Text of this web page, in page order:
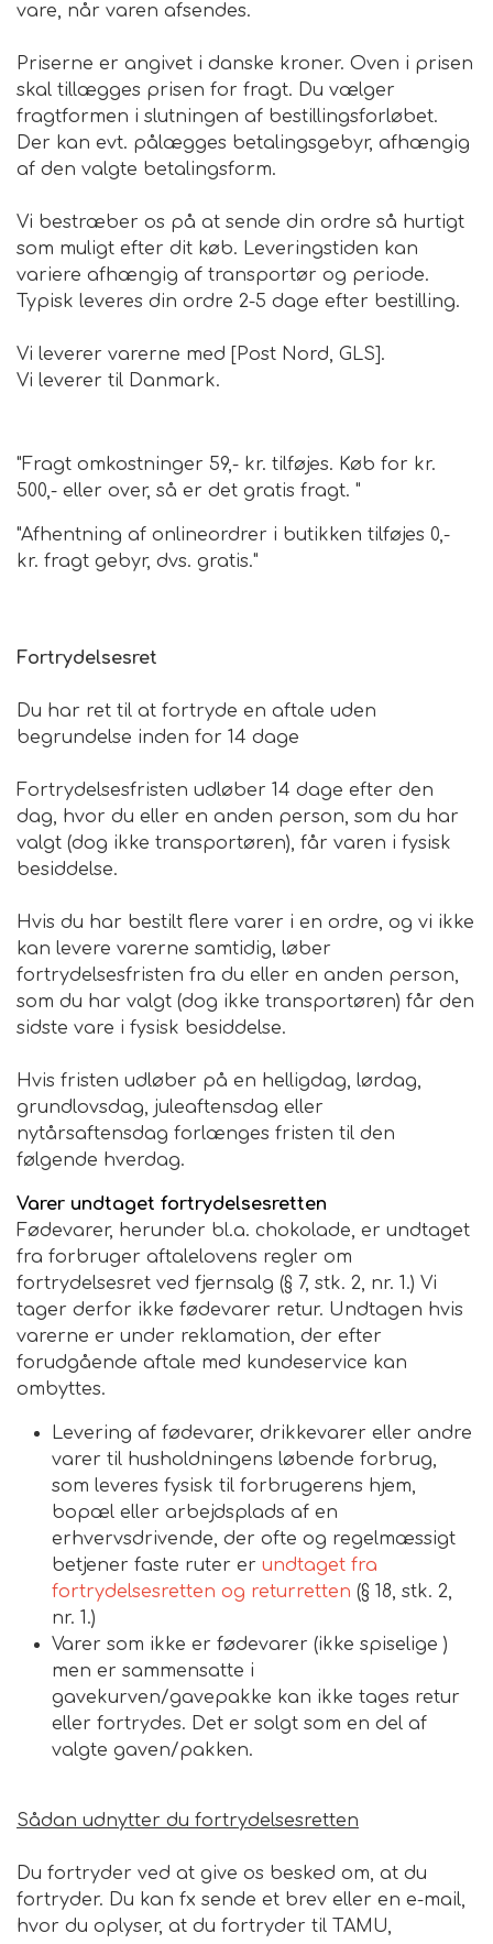
vare, når varen afsendes.
Priserne er angivet i danske kroner. Oven i prisen
skal tillægges prisen for fragt. Du vælger
fragtformen i slutningen af bestillingsforløbet.
Der kan evt. pålægges betalingsgebyr, afhængig
af den valgte betalingsform.
Vi bestræber os på at sende din ordre så hurtigt
som muligt efter dit køb. Leveringstiden kan
variere afhængig af transportør og periode.
Typisk leveres din ordre 2-5 dage efter bestilling.
Vi leverer varerne med [Post Nord, GLS].
Vi leverer til Danmark.
"Fragt omkostninger 59,- kr. tilføjes. Køb for kr.
500,- eller over, så er det gratis fragt. "
"Afhentning af onlineordrer i butikken tilføjes 0,-
kr. fragt gebyr, dvs. gratis."
Fortrydelsesret
Du har ret til at fortryde en aftale uden
begrundelse inden for 14 dage
Fortrydelsesfristen udløber 14 dage efter den
dag, hvor du eller en anden person, som du har
valgt (dog ikke transportøren), får varen i fysisk
besiddelse.
Hvis du har bestilt flere varer i en ordre, og vi ikke
kan levere varerne samtidig, løber
fortrydelsesfristen fra du eller en anden person,
som du har valgt (dog ikke transportøren) får den
sidste vare i fysisk besiddelse.
Hvis fristen udløber på en helligdag, lørdag,
grundlovsdag, juleaftensdag eller
nytårsaftensdag forlænges fristen til den
følgende hverdag.
Varer undtaget fortrydelsesretten
Fødevarer, herunder bl.a. chokolade, er undtaget
fra forbruger aftalelovens regler om
fortrydelsesret ved fjernsalg (§ 7, stk. 2, nr. 1.) Vi
tager derfor ikke fødevarer retur. Undtagen hvis
varerne er under reklamation, der efter
forudgående aftale med kundeservice kan
ombyttes.
Levering af fødevarer, drikkevarer eller andre
varer til husholdningens løbende forbrug,
som leveres fysisk til forbrugerens hjem,
bopæl eller arbejdsplads af en
erhvervsdrivende, der ofte og regelmæssigt
betjener faste ruter er undtaget fra
fortrydelsesretten og returretten (§ 18, stk. 2,
nr. 1.)
Varer som ikke er fødevarer (ikke spiselige )
men er sammensatte i
gavekurven/gavepakke kan ikke tages retur
eller fortrydes. Det er solgt som en del af
valgte gaven/pakken.
Sådan udnytter du fortrydelsesretten
Du fortryder ved at give os besked om, at du
fortryder. Du kan fx sende et brev eller en e-mail,
hvor du oplyser, at du fortryder til TAMU,